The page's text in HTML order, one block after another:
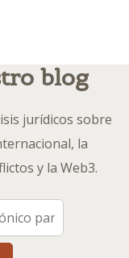
blog
jurídicos sobre
la
y la Web3.